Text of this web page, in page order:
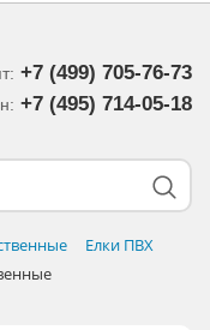
+7 (499) 705-76-73
+7 (495) 714-05-18‬
Елки ПВХ